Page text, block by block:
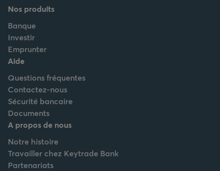
Nos produits
Banque
Investir
Emprunter
Aide
Questions fréquentes
Contactez-nous
Sécurité bancaire
Documents
A propos de nous
Notre histoire
Travailler chez Keytrade Bank
Partenariats